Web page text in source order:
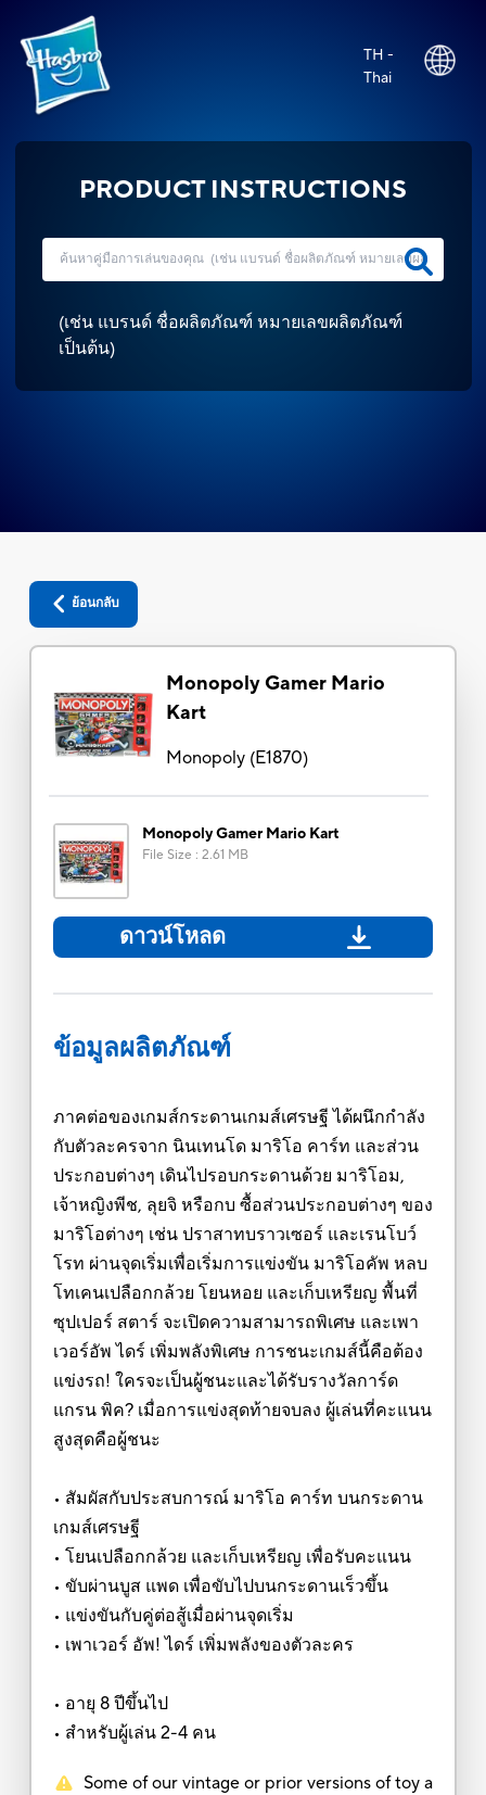
TH -
Thai
PRODUCT INSTRUCTIONS
(เช่น แบรนด์ ชื่อผลิตภัณฑ์ หมายเลขผลิตภัณฑ์
เป็นต้น)
ย้อนกลับ
Monopoly Gamer Mario
Kart
Monopoly(E1870)
Monopoly Gamer Mario Kart
File Size : 2.61 MB
ดาวน์โหลด
ข้อมูลผลิตภัณฑ์
ภาคต่อของเกมส์กระดานเกมส์เศรษฐี ได้ผนึกกำลัง
กับตัวละครจาก นินเทนโด มาริโอ คาร์ท และส่วน
ประกอบต่างๆ เดินไปรอบกระดานด้วย มาริโอม,
เจ้าหญิงพีช, ลุยจิ หรือกบ ซื้อส่วนประกอบต่างๆ ของ
มาริโอต่างๆ เช่น ปราสาทบราวเซอร์ และเรนโบว์
โรท ผ่านจุดเริ่มเพื่อเริ่มการแข่งขัน มาริโอคัพ หลบ
โทเคนเปลือกกล้วย โยนหอย และเก็บเหรียญ พื้นที่
ซุปเปอร์ สตาร์ จะเปิดความสามารถพิเศษ และเพา
เวอร์อัพ ไดร์ เพิ่มพลังพิเศษ การชนะเกมส์นี้คือต้อง
แข่งรถ! ใครจะเป็นผู้ชนะและได้รับรางวัลการ์ด
แกรน พิค? เมื่อการแข่งสุดท้ายจบลง ผู้เล่นที่คะแนน
สูงสุดคือผู้ชนะ
• สัมผัสกับประสบการณ์ มาริโอ คาร์ท บนกระดาน
เกมส์เศรษฐี
• โยนเปลือกกล้วย และเก็บเหรียญ เพื่อรับคะแนน
• ขับผ่านบูส แพด เพื่อขับไปบนกระดานเร็วขึ้น
• แข่งขันกับคู่ต่อสู้เมื่อผ่านจุดเริ่ม
• เพาเวอร์ อัพ! ไดร์ เพิ่มพลังของตัวละคร
• อายุ 8 ปีขึ้นไป
• สำหรับผู้เล่น 2-4 คน
Some of our vintage or prior versions of toy a